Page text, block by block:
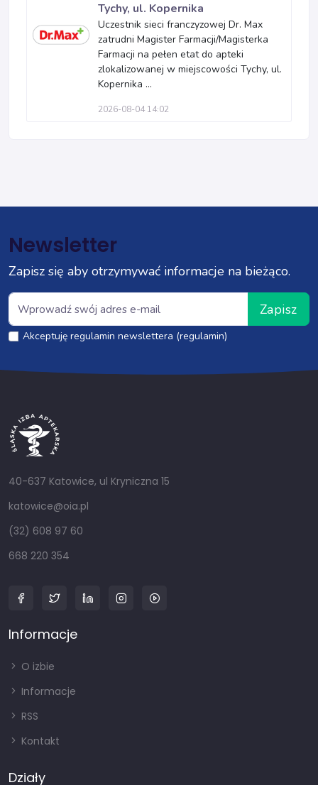
Tychy, ul. Kopernika
Uczestnik sieci franczyzowej Dr. Max
zatrudni Magister Farmacji/Magisterka
Farmacji na pełen etat do apteki
zlokalizowanej w miejscowości Tychy, ul.
Kopernika ...
2026-08-04 14:02
Newsletter
Zapisz się aby otrzymywać informacje na bieżąco.
Zapisz
Akceptuję regulamin newslettera (regulamin)
40-637 Katowice, ul Kryniczna 15
katowice@oia.pl
(32) 608 97 60
668 220 354
Informacje
O izbie
Informacje
RSS
Kontakt
Działy